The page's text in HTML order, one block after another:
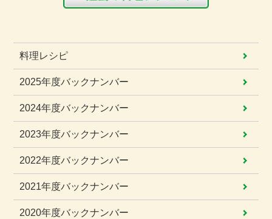
料理レシピ
2025年度バックナンバー
2024年度バックナンバー
2023年度バックナンバー
2022年度バックナンバー
2021年度バックナンバー
2020年度バックナンバー